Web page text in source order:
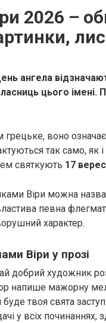
2026 –
ангела
цього імені.
грецьке, воно
так само, як
святкують 17
Віри можна
певна
характер.
Віри у прозі
добрий художник
напише мажорну
твоя свята
у всіх